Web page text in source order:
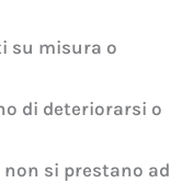
su misura o
di deteriorarsi o
si prestano ad